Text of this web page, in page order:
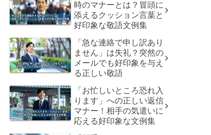
時のマナーとは？冒頭に
添えるクッション言葉と
好印象な敬語文例集
「急な連絡で申し訳あり
ません」は失礼？突然の
メールでも好印象を与え
る正しい敬語
「お忙しいところ恐れ入
ります」への正しい返信
マナー！相手の気遣いに
応える好印象な文例集